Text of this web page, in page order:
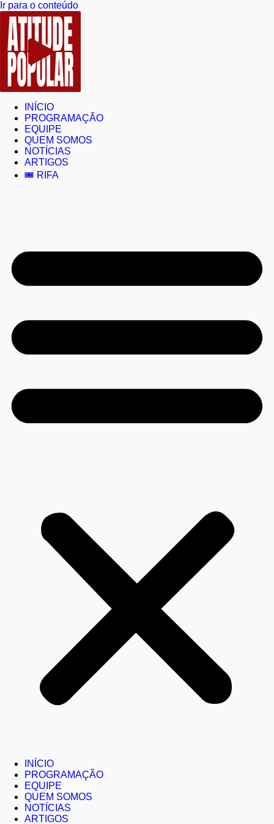
Ir para o conteúdo
INÍCIO
PROGRAMAÇÃO
EQUIPE
QUEM SOMOS
NOTÍCIAS
ARTIGOS
🎟️ RIFA
INÍCIO
PROGRAMAÇÃO
EQUIPE
QUEM SOMOS
NOTÍCIAS
ARTIGOS